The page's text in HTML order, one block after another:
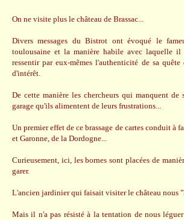
On ne visite plus le château de Brassac...
Divers messages du Bistrot ont évoqué le
toulousaine et la manière habile avec laquelle il
ressentir par eux-mêmes l'authenticité de sa
d'intérêt.
De cette manière les chercheurs qui manquent
garage qu'ils alimentent de leurs frustrations...
Un premier effet de ce brassage de cartes conduit à
et Garonne, de la Dordogne...
Curieusement, ici, les bornes sont placées de
garer.
L'ancien jardinier qui faisait visiter le château nous
Mais il n'a pas résisté à la tentation de nous